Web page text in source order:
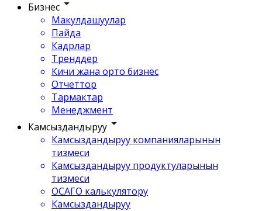
Бизнес
Макулдашуулар
Пайда
Кадрлар
Тренддер
Кичи жана орто бизнес
Отчеттор
Тармактар
Менеджмент
Камсыздандыруу
Камсыздандыруу компанияларынын
тизмеси
Камсыздандыруу продуктуларынын
тизмеси
ОСАГО калькулятору
Камсыздандыруу